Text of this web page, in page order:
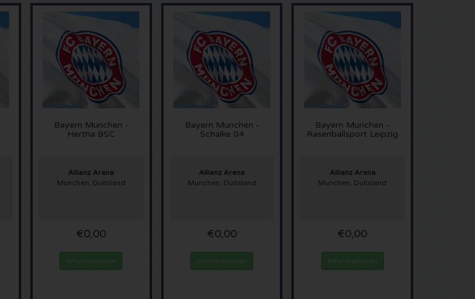
Bayern Munchen -
Hertha BSC
Allianz Arena
Munchen, Duitsland
€0,00
Informationen
Bayern Munchen -
Schalke 04
Allianz Arena
Munchen, Duitsland
€0,00
Informationen
Bayern Munchen -
Rasenballsport Leipzig
Allianz Arena
Munchen, Duitsland
€0,00
Informationen